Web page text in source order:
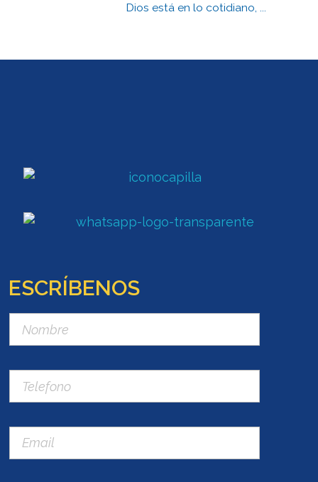
Dios está en lo cotidiano, ...
ESCRÍBENOS